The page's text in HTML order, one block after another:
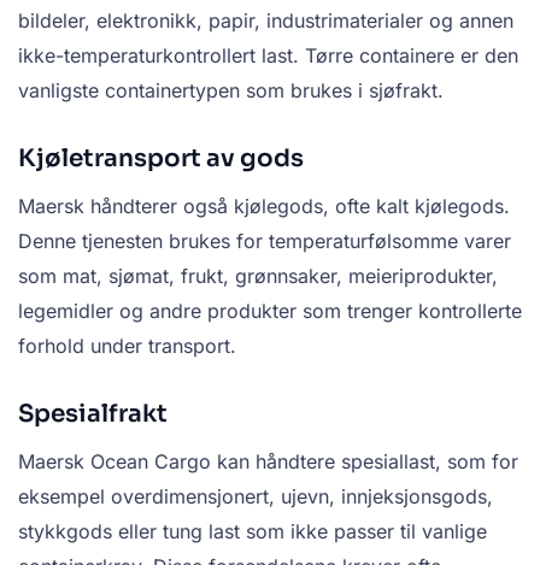
bildeler, elektronikk, papir, industrimaterialer og annen
ikke-temperaturkontrollert last. Tørre containere er den
vanligste containertypen som brukes i sjøfrakt.
Kjøletransport av gods
Maersk håndterer også kjølegods, ofte kalt kjølegods.
Denne tjenesten brukes for temperaturfølsomme varer
som mat, sjømat, frukt, grønnsaker, meieriprodukter,
legemidler og andre produkter som trenger kontrollerte
forhold under transport.
Spesialfrakt
Maersk Ocean Cargo kan håndtere spesiallast, som for
eksempel overdimensjonert, ujevn, innjeksjonsgods,
stykkgods eller tung last som ikke passer til vanlige